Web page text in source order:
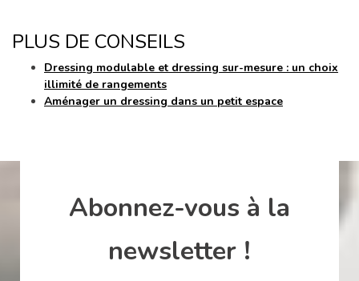
PLUS DE CONSEILS
Dressing modulable et dressing sur-mesure : un choix
illimité de rangements
Aménager un dressing dans un petit espace
Abonnez-vous à la
newsletter !